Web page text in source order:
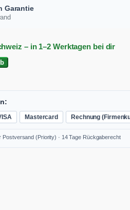
Garantie
– in 1–2 Werktagen bei dir
Mastercard Rechnung
Postversand (Priority) · 14 Tage Rückgaberecht